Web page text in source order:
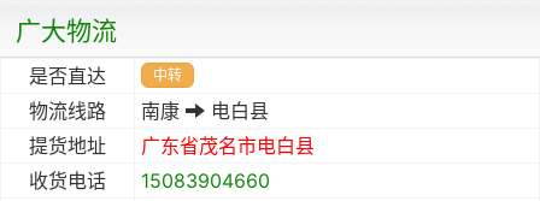
广大物流
是否直达 中转
物流线路 南康
电白县
提货地址
广东省茂名市电白县
收货电话
15083904660